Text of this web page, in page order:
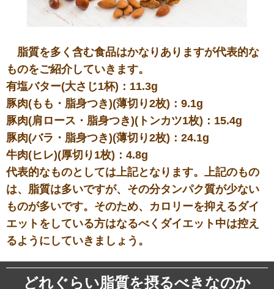
脂質を多く含む食品はかなりありますが代表的な
ものをご紹介していきます。
有塩バター(大さじ1杯)：11.3g
豚肉(もも・脂身つき)(薄切り2枚)：9.1g
豚肉(肩ロース・脂身つき)(トンカツ1枚)：15.4g
豚肉(バラ・脂身つき)(薄切り2枚)：24.1g
牛肉(ヒレ)(厚切り1枚)：4.8g
代表的なものとしては上記となります。上記のもの
は、脂質は多いですが、その分タンパク質が少ない
ものが多いです。そのため、カロリーを抑えるダイ
エットをしている方はなるべくダイエット中は控え
るようにしていきましょう。
どれぐらい脂質を摂るべきなのか